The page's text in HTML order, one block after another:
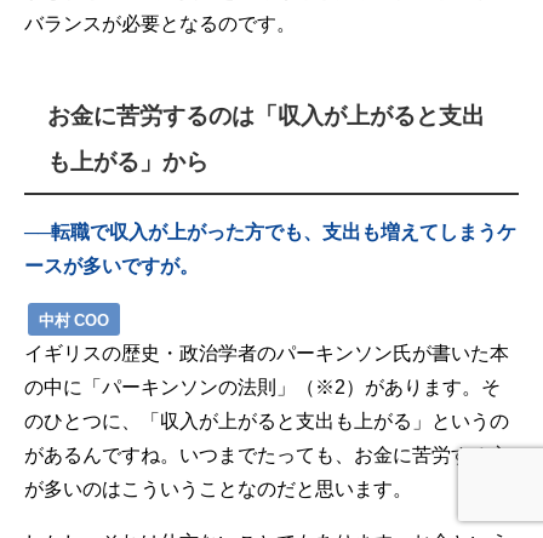
バランスが必要となるのです。
お金に苦労するのは「収入が上がると支出
も上がる」から
──転職で収入が上がった方でも、支出も増えてしまうケ
ースが多いですが。
中村 COO
イギリスの歴史・政治学者のパーキンソン氏が書いた本
の中に「パーキンソンの法則」（※2）があります。そ
のひとつに、「収入が上がると支出も上がる」というの
があるんですね。いつまでたっても、お金に苦労する方
が多いのはこういうことなのだと思います。